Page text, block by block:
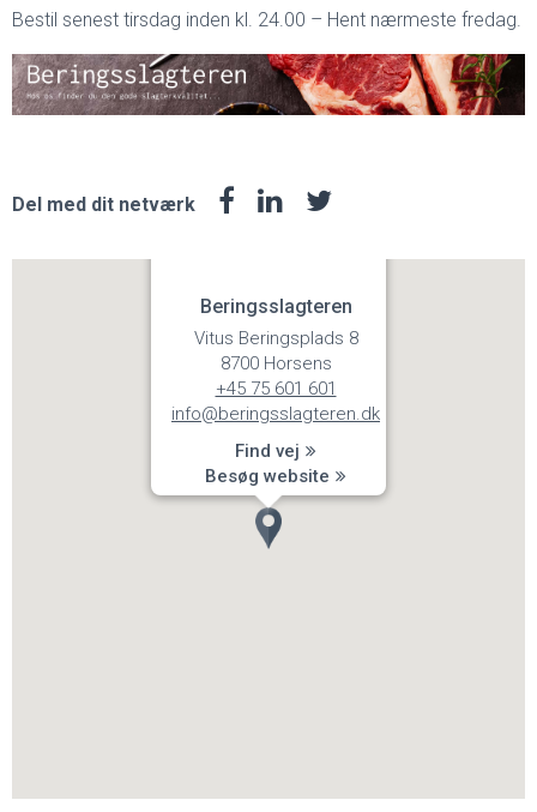
Bestil senest tirsdag inden kl. 24.00 – Hent nærmeste fredag.
Del med dit netværk
Beringsslagteren
Vitus Beringsplads 8
8700 Horsens
+45 75 601 601
info@beringsslagteren.dk
Find vej
Besøg website